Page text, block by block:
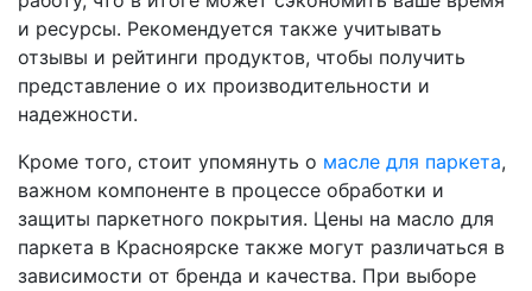
и ресурсы. Рекомендуется также учитывать
отзывы и рейтинги продуктов, чтобы получить
представление о их производительности и
надежности.
Кроме того, стоит упомянуть о масле для паркета,
важном компоненте в процессе обработки и
защиты паркетного покрытия. Цены на масло для
паркета в Красноярске также могут различаться в
зависимости от бренда и качества. При выборе